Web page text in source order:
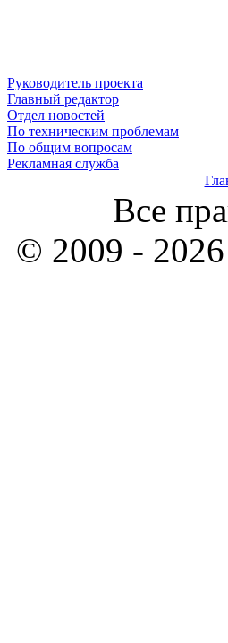
Руководитель проекта
Главный редактор
Отдел новостей
По техническим проблемам
По общим вопросам
Рекламная служба
Все
© 2009 -